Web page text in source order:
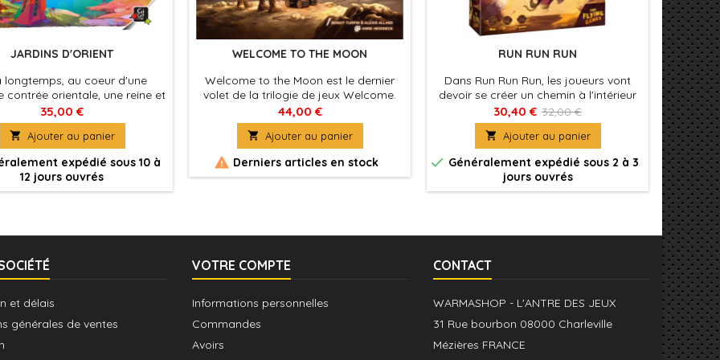
JARDINS D'ORIENT
longtemps, au coeur d'une
contrée orientale, une reine et
peuple érigerent une haute
pour adorer leurs divinités.
vint l'heure de la succession, la
convoqua son peuple : la
irait à qui pourrait construire
somptueux des jardins.
35,00 €
 Ajouter au panier
expédié sous 10 à
12 jours ouvrés
WELCOME TO THE MOON
Welcome to the Moon est le dernier
volet de la trilogie de jeux Welcome.
44,00 €
 Ajouter au panier
 Derniers articles en stock
RUN RUN RUN
Dans Run Run Run, les joueurs vont
devoir se créer un chemin à l'intérieur
de la Pyramide et combattre les
Momies qui vont se réveiller durant la
partie.
30,40 € 32,00 €
 Ajouter au panier
 Généralement expédié sous 2 à 3
jours ouvrés
La Tour
plus,
de jeu
et de

et délais
générales de ventes
VOTRE COMPTE
Informations personnelles
Commandes
Avoirs
CONTACT
WARMASHOP - L'ANTRE DES JEUX
31 Rue bourbon 08000 Charleville
Mézières FRANCE